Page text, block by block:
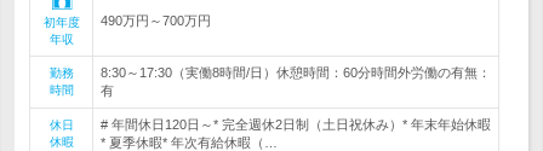
初年度
年収
490万円～700万円
勤務
時間
8:30～17:30（実働8時間/日）休憩時間：60分時間外労働の有無：
有
休日
休暇
# 年間休日120日～* 完全週休2日制（土日祝休み）* 年末年始休暇
* 夏季休暇* 年次有給休暇（…